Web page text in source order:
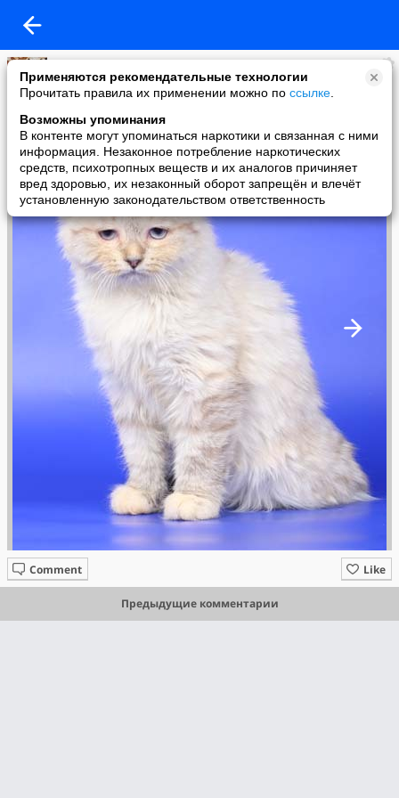
Применяются рекомендательные технологии
Прочитать правила их применении можно по ссылке
Возможны упоминания
В контенте могут упоминаться наркотики и связанная с ними
информация. Незаконное потребление наркотических
средств, психотропных веществ и их аналогов причиняет
вред здоровью, их незаконный оборот запрещён и влечёт
установленную законодательством ответственность
Ваше Величество
added a photo
16 Dec в 15:11
Like
Comment
Предыдущие комментарии